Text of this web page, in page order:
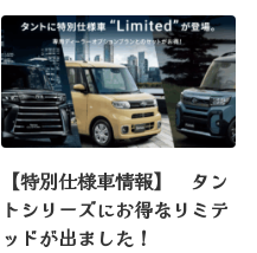
【特別仕様車情報】 タン
トシリーズにお得なリミテ
ッドが出ました！